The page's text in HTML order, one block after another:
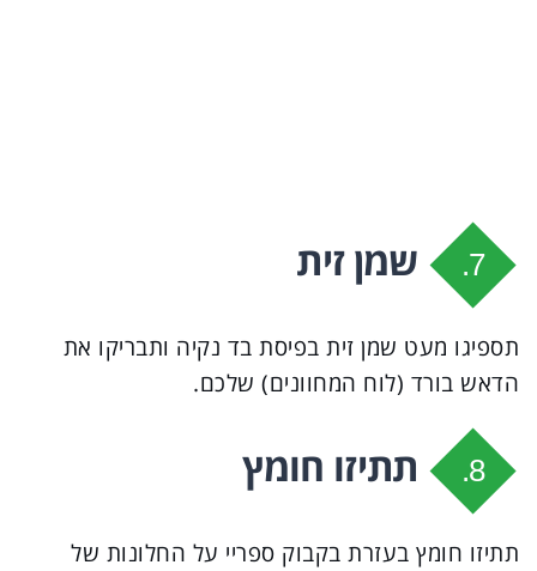
7. שמן זית
תספיגו מעט שמן זית בפיסת בד נקיה ותבריקו את
הדאש בורד (לוח המחוונים) שלכם.
8. תתיזו חומץ
תתיזו חומץ בעזרת בקבוק ספריי על החלונות של